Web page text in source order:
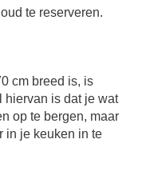
te reserveren.
cm breed is, is
hiervan is dat je wat
op te bergen, maar
in je keuken in te